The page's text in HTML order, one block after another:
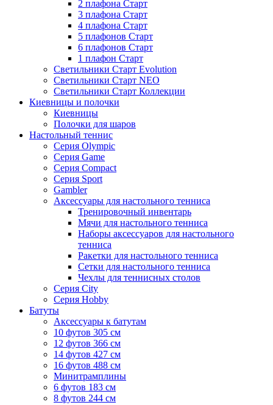
2 плафона Старт
3 плафона Старт
4 плафона Старт
5 плафонов Старт
6 плафонов Старт
1 плафон Старт
Светильники Старт Evolution
Светильники Старт NEO
Светильники Старт Коллекции
Киевницы и полочки
Киевницы
Полочки для шаров
Настольный теннис
Серия Olympic
Серия Game
Серия Compact
Серия Sport
Gambler
Аксессуары для настольного тенниса
Тренировочный инвентарь
Мячи для настольного тенниса
Наборы аксессуаров для настольного
тенниса
Ракетки для настольного тенниса
Сетки для настольного тенниса
Чехлы для теннисных столов
Серия City
Серия Hobby
Батуты
Аксессуары к батутам
10 футов 305 см
12 футов 366 см
14 футов 427 см
16 футов 488 см
Минитрамплины
6 футов 183 см
8 футов 244 см